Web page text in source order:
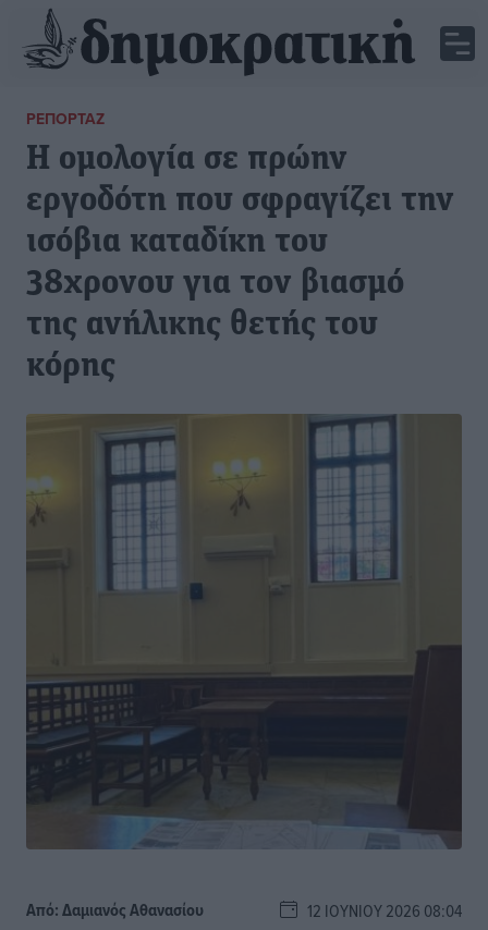
ΡΕΠΟΡΤΆΖ
Η ομολογία σε πρώην
εργοδότη που σφραγίζει την
ισόβια καταδίκη του
38χρονου για τον βιασμό
της ανήλικης θετής του
κόρης
Από:Δαμιανός Αθανασίου 12 ΙΟΥΝΊΟΥ 2026 08:04